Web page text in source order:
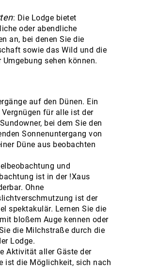
: Die Lodge bietet
oder abendliche
an, bei denen Sie die
sowie das Wild und die
Umgebung sehen können.
auf den Dünen. Ein
Vergnügen für alle ist der
bei dem Sie den
Sonnenuntergang von
Düne aus beobachten
und
ist in der !Xaus
Ohne
ist der
spektakulär. Lernen Sie die
bloßem Auge kennen oder
die Milchstraße durch die
Lodge.
Aktivität aller Gäste der
ist die Möglichkeit, sich nach